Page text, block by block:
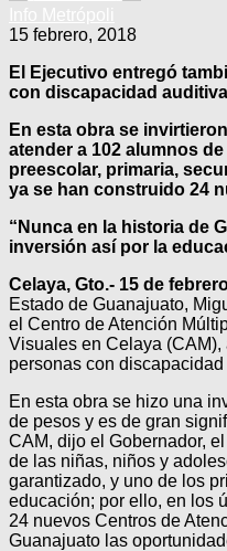
15 febrero, 2018
El Ejecutivo entregó
con discapacidad
En esta obra se
atender a 102 alumnos
preescolar, primaria,
ya se han construido 24
“Nunca en la historia de
inversión así por la
Celaya, Gto.- 15 de
Estado de Guanajuato,
el Centro de Atención
Visuales en Celaya
personas con
En esta obra se hizo una
de pesos y es de gran
CAM, dijo el Gobernador,
de las niñas, niños y
garantizado, y uno de los
educación; por ello, en los
24 nuevos Centros de
Guanajuato las